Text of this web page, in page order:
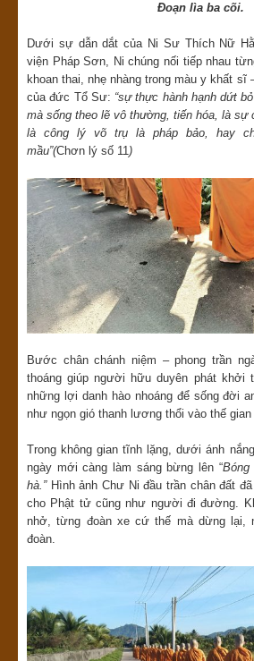
Đoạn lìa ba cõi.
Dưới sự dẫn dắt của Ni Sư Thích Nữ
viện Pháp Sơn, Ni chúng nối tiếp nhau
khoan thai, nhẹ nhàng trong màu y khất sĩ
của đức Tổ Sư: “sự thực hành hạnh dứt
mà sống theo lẽ vô thường, tiến hóa, là sự
là công lý võ trụ là pháp bảo, hay
mầu”(Chơn lý số 11 )
Bước chân chánh niệm – phong trần
thoáng giúp người hữu duyên phát khởi
những lợi danh hào nhoáng để sống đời
như ngọn gió thanh lương thổi vào thế gian
Trong không gian tĩnh lặng, dưới ánh
ngày mới càng làm sáng bừng lên “Bóng
hà ” Hình ảnh Chư Ni đầu trần chân đất
cho Phật tử cũng như người đi đường.
nhở, từng đoàn xe cứ thế mà dừng lại,
đoàn.